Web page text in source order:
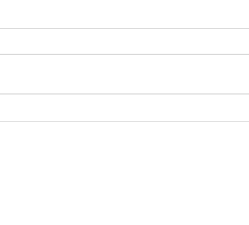
คอลัมน์"จับชีพจรวงการ